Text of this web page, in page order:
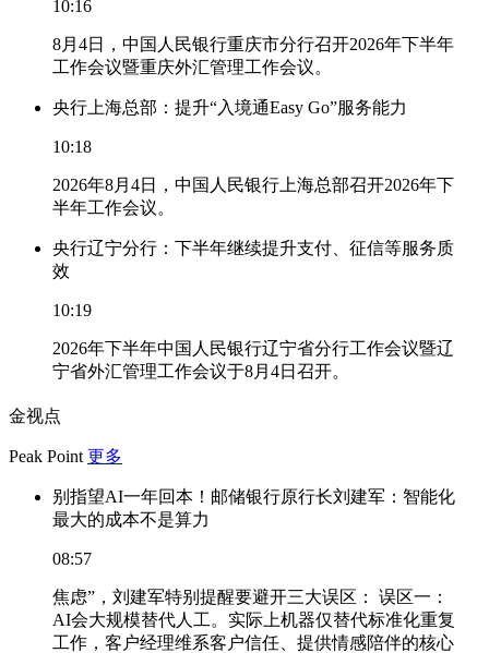
10:16
8月4日，中国人民银行重庆市分行召开2026年下半年
工作会议暨重庆外汇管理工作会议。
央行上海总部：提升“入境通Easy Go”服务能力
10:18
2026年8月4日，中国人民银行上海总部召开2026年下
半年工作会议。
央行辽宁分行：下半年继续提升支付、征信等服务质
效
10:19
2026年下半年中国人民银行辽宁省分行工作会议暨辽
宁省外汇管理工作会议于8月4日召开。
金视点
Peak Point 更多
别指望AI一年回本！邮储银行原行长刘建军：智能化
最大的成本不是算力
08:57
焦虑”，刘建军特别提醒要避开三大误区： 误区一：
AI会大规模替代人工。实际上机器仅替代标准化重复
工作，客户经理维系客户信任、提供情感陪伴的核心